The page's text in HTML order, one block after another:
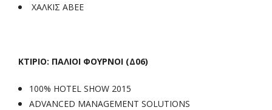
ΧΑΛΚΙΣ ΑΒΕΕ
ΚΤΙΡΙΟ: ΠΑΛΙΟΙ ΦΟΥΡΝΟΙ (Δ06)
100% HOTEL SHOW 2015
ADVANCED MANAGEMENT SOLUTIONS